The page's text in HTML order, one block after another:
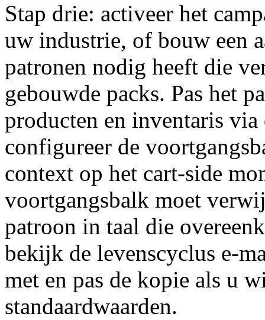
Stap drie: activeer het
uw industrie, of bouw een
patronen nodig heeft die
gebouwde packs. Pas het
producten en inventaris
configureer de
context op het cart-side
voortgangsbalk moet
patroon in taal die
bekijk de levenscyclus e-
met en pas de kopie als u
standaardwaarden.